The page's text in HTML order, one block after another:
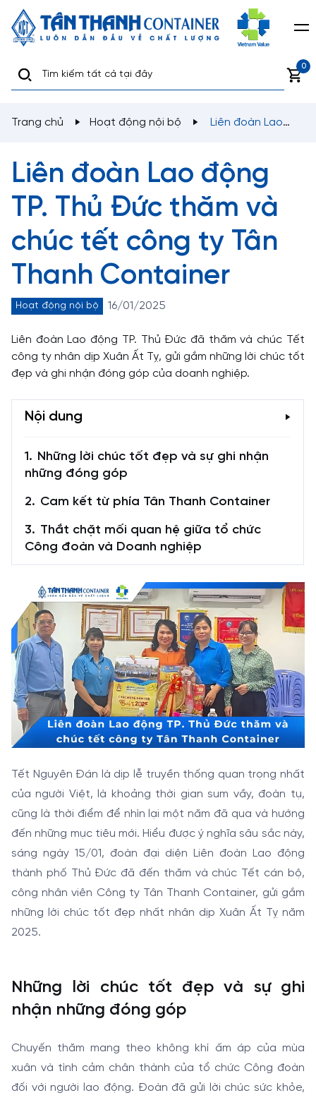
0
Trang chủ Hoạt động nội bộ
Liên đoàn Lao động
TP. Thủ Đức thăm và
chúc tết công ty Tân
Thanh Container
Hoạt động nội bộ 16/01/2025
Liên đoàn Lao động TP. Thủ Đức đã thăm và chúc Tết
công ty nhân dịp Xuân Ất Tỵ, gửi gắm những lời chúc tốt
đẹp và ghi nhận đóng góp của doanh nghiệp.
Nội dung
Những lời chúc tốt đẹp và sự ghi nhận
những đóng góp
Cam kết từ phía Tân Thanh Container
Thắt chặt mối quan hệ giữa tổ chức
Công đoàn và Doanh nghiệp
Tết Nguyên Đán là dịp lễ truyền thống quan trọng nhất
của người Việt, là khoảng thời gian sum vầy, đoàn tụ,
cũng là thời điểm để nhìn lại một năm đã qua và hướng
đến những mục tiêu mới. Hiểu được ý nghĩa sâu sắc này,
sáng ngày 15/01, đoàn đại diện Liên đoàn Lao động
thành phố Thủ Đức đã đến thăm và chúc Tết cán bộ,
công nhân viên Công ty Tân Thanh Container, gửi gắm
những lời chúc tốt đẹp nhất nhân dịp Xuân Ất Tỵ năm
2025.
Những lời chúc tốt đẹp và sự ghi
nhận những đóng góp
Chuyến thăm mang theo không khí ấm áp của mùa
xuân và tình cảm chân thành của tổ chức Công đoàn
đối với người lao động. Đoàn đã gửi lời chúc sức khỏe,